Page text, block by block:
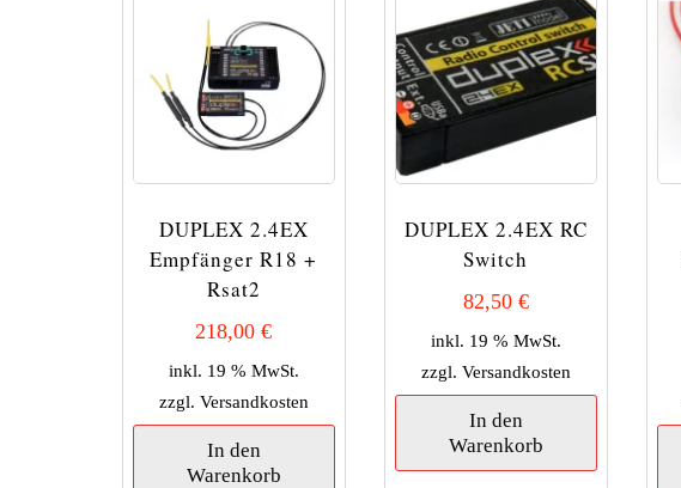
DUPLEX 2.4EX
Empfänger R18 +
Rsat2
218,00€
inkl. 19 % MwSt.
zzgl. Versandkosten
In den
Warenkorb
DUPLEX 2.4EX RC
Switch
82,50 €
inkl. 19 % MwSt.
zzgl. Versandkosten
In den
Warenkorb